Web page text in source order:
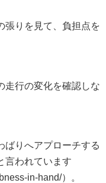
張りを見て、負担点を
走行の変化を確認しな
ばりへアプローチする
言われています
in-hand/）。